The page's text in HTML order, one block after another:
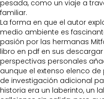
pesada, como un viaje a
familiar.
La forma en que el autor
medio ambiente es
pasión por las hermanas
libro en pdf en sus
perspectivas personales
aunque el extenso elenco
de investigación adicional
historia era un laberinto, un